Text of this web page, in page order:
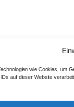
wie Cookies, um
auf dieser Website